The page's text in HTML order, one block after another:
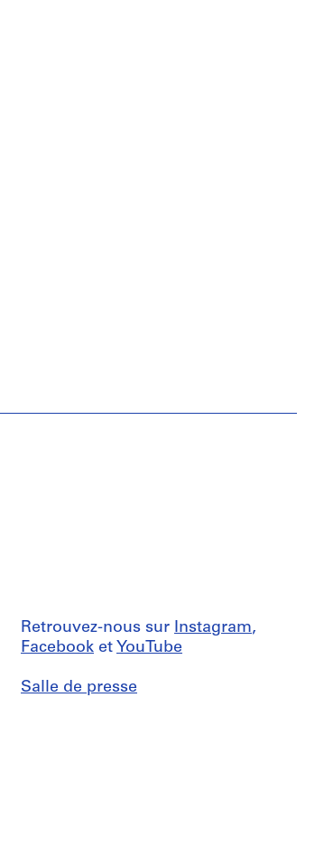
Retrouvez-nous sur Instagram,
Facebook et YouTube
Salle de presse